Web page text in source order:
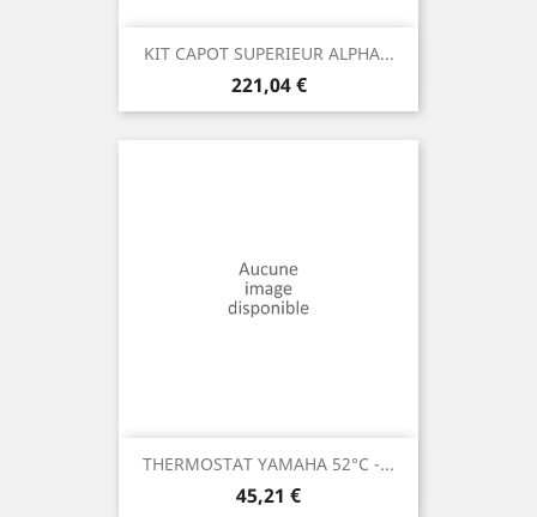
KIT CAPOT SUPERIEUR ALPHA...
Prix
221,04 €
THERMOSTAT YAMAHA 52°C -...
Prix
45,21 €